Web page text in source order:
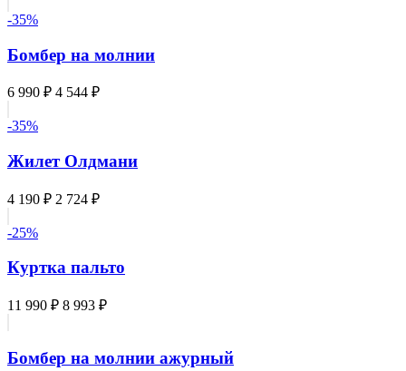
-35%
Бомбер на молнии
6 990 ₽ 4 544 ₽
-35%
Жилет Олдмани
4 190 ₽ 2 724 ₽
-25%
Куртка пальто
11 990 ₽ 8 993 ₽
Бомбер на молнии ажурный